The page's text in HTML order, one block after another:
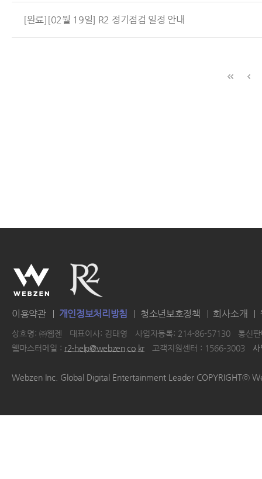
[완료][02월 19일] R2 정기점검 일정 안내
이용약관 개인정보처리방침 청소년보호정책 회사소개
상호명: ㈜웹젠 대표이사: 김태영 사업자등록: 214-86-57130
통신
웹마스터메일 : r2-help@webzen.co.kr 고객지원센터 : 1566-3003
Webzen Inc. Global Digital Entertainment Leader COPYRIGHTⓒ